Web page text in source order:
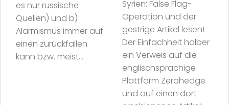
es nur russische
Quellen) und b)
Alarmismus immer auf
einen zurückfallen
kann bzw. meist...
Syrien: False Flag-
Operation und der
gestrige Artikel lesen!
Der Einfachheit halber
ein Verweis auf die
englischsprachige
Plattform Zerohedge
und auf einen dort